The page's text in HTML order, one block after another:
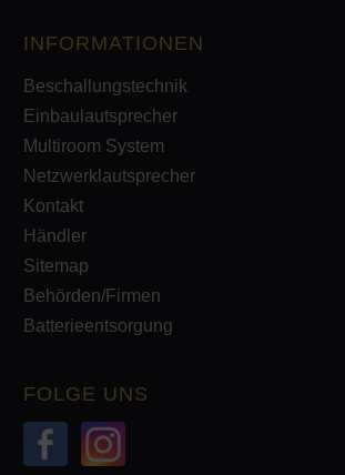
INFORMATIONEN
Beschallungstechnik
Einbaulautsprecher
Multiroom System
Netzwerklautsprecher
Kontakt
Händler
Sitemap
Behörden/Firmen
Batterieentsorgung
FOLGE UNS